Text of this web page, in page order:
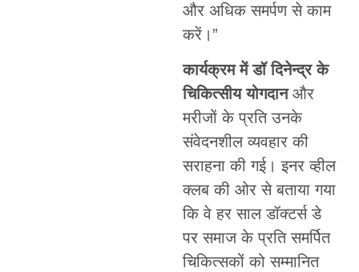
और अधिक समर्पण से काम
करें।”
कार्यक्रम में डॉ दिनेन्द्र के
चिकित्सीय योगदानऔर
मरीजों के प्रति उनके
संवेदनशील व्यवहार की
सराहना की गई। इनर व्हील
क्लब की ओर से बताया गया
कि वे हर साल डॉक्टर्स डे
पर समाज के प्रति समर्पित
चिकित्सकों को सम्मानित